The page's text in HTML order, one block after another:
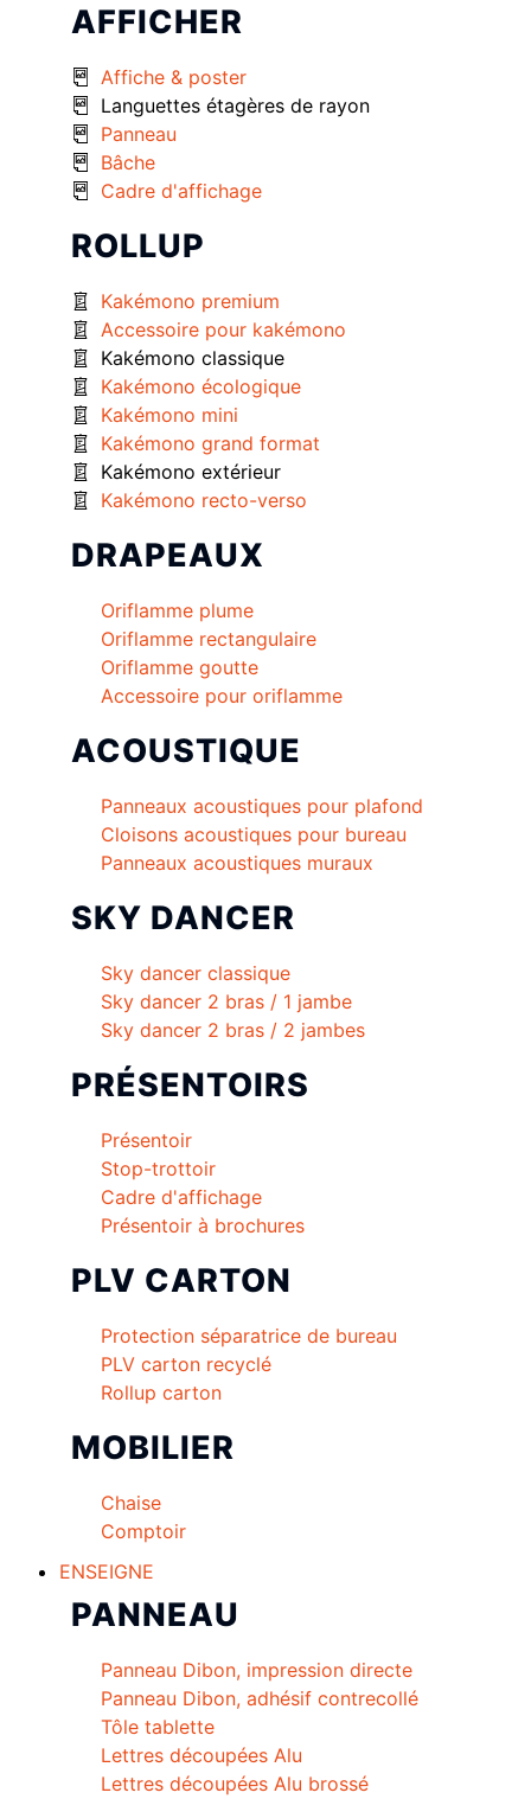
AFFICHER
Affiche & poster
Languettes étagères de rayon
Panneau
Bâche
Cadre d'affichage
ROLLUP
Kakémono premium
Accessoire pour kakémono
Kakémono classique
Kakémono écologique
Kakémono mini
Kakémono grand format
Kakémono extérieur
Kakémono recto-verso
DRAPEAUX
Oriflamme plume
Oriflamme rectangulaire
Oriflamme goutte
Accessoire pour oriflamme
ACOUSTIQUE
Panneaux acoustiques pour plafond
Cloisons acoustiques pour bureau
Panneaux acoustiques muraux
SKY DANCER
Sky dancer classique
Sky dancer 2 bras / 1 jambe
Sky dancer 2 bras / 2 jambes
PRÉSENTOIRS
Présentoir
Stop-trottoir
Cadre d'affichage
Présentoir à brochures
PLV CARTON
Protection séparatrice de bureau
PLV carton recyclé
Rollup carton
MOBILIER
Chaise
Comptoir
ENSEIGNE
PANNEAU
Panneau Dibon, impression directe
Panneau Dibon, adhésif contrecollé
Tôle tablette
Lettres découpées Alu
Lettres découpées Alu brossé